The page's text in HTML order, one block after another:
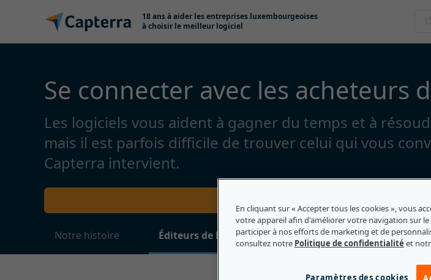
Passer au contenu
18 ans à aider les entreprises luxembourgeoises
à choisir le meilleur logiciel
Se connecter avec les acheteurs
Les logiciels vous aident à gagner du temps et à
mais il est parfois difficile de trouver celui qui vous
Capterra intervient.
Notre histoire Éditeurs de logiciels Contact
En cliquant sur « Accepter tous les cookies », vous
votre appareil afin d'améliorer votre navigation sur
participer à nos efforts de marketing et de
consultez notre Politique de confidentialité et
Paramètres des cookies